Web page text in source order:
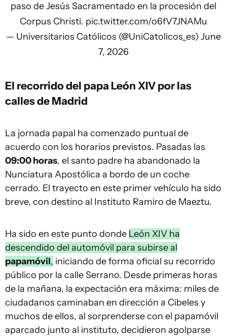
paso de Jesús Sacramentado en la procesión del
Corpus Christi. pic.twitter.com/o6fV7JNAMu
— Universitarios Católicos (@UniCatolicos_es) June
7, 2026
El recorrido del papa León XIV por las
calles de Madrid
La jornada papal ha comenzado puntual de
acuerdo con los horarios previstos. Pasadas las
09:00 horas, el santo padre ha abandonado la
Nunciatura Apostólica a bordo de un coche
cerrado. El trayecto en este primer vehículo ha sido
breve, con destino al Instituto Ramiro de Maeztu.
Ha sido en este punto donde León XIV ha
descendido del automóvil para subirse al
papamóvil, iniciando de forma oficial su recorrido
público por la calle Serrano. Desde primeras horas
de la mañana, la expectación era máxima: miles de
ciudadanos caminaban en dirección a Cibeles y
muchos de ellos, al sorprenderse con el papamóvil
aparcado junto al instituto, decidieron agolparse